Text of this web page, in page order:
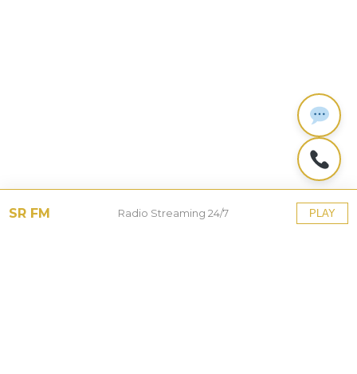
SR FM Radio Streaming 24/7 PLAY